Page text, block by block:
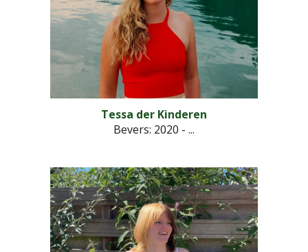
Tessa der Kinderen
Bevers: 2020 - ...